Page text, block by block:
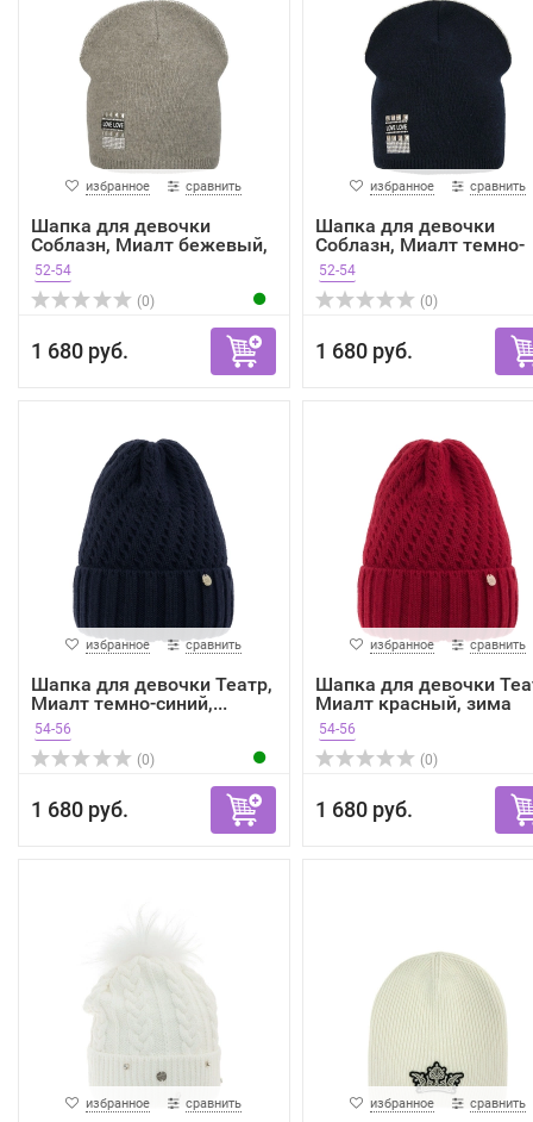
избранное сравнить
Шапка для девочки
Соблазн, Миалт бежевый,
зима
52-54
(0)
1 680 руб.
избранное сравнить
Шапка для девочки
Соблазн, Миалт темно-
сини...
52-54
(0)
1 680 руб.
избранное сравнить
Шапка для девочки Театр,
Миалт темно-синий,...
54-56
(0)
1 680 руб.
избранное сравнить
Шапка для девочки
Миалт красный, зима
54-56
(0)
1 680 руб.
избранное сравнить избранное сравнить